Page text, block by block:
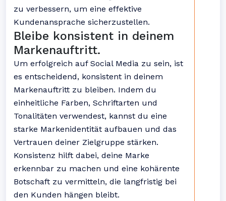
zu verbessern, um eine effektive
Kundenansprache sicherzustellen.
Bleibe konsistent in deinem
Markenauftritt.
Um erfolgreich auf Social Media zu sein, ist
es entscheidend, konsistent in deinem
Markenauftritt zu bleiben. Indem du
einheitliche Farben, Schriftarten und
Tonalitäten verwendest, kannst du eine
starke Markenidentität aufbauen und das
Vertrauen deiner Zielgruppe stärken.
Konsistenz hilft dabei, deine Marke
erkennbar zu machen und eine kohärente
Botschaft zu vermitteln, die langfristig bei
den Kunden hängen bleibt.